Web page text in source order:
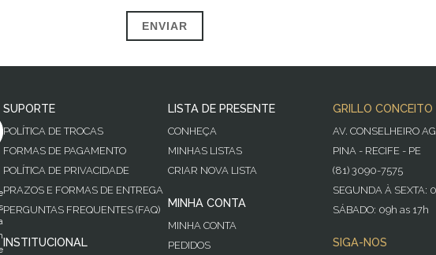
ENVIAR
SUPORTE
POLÍTICA DE TROCAS
FORMAS DE PAGAMENTO
POLÍTICA DE PRIVACIDADE
PRAZOS E FORMAS DE ENTREGA
PERGUNTAS FREQUENTES (FAQ)
INSTITUCIONAL
LISTA DE PRESENTE
CONHEÇA
MINHAS LISTAS
CRIAR NOVA LISTA
MINHA CONTA
MINHA CONTA
PEDIDOS
GRILLO CONCEITO
AV. CONSELHEIRO
PINA - RECIFE - PE
(81) 3090-7575
SEGUNDA À SEXTA:
SÁBADO: 09h as 17h
SIGA-NOS